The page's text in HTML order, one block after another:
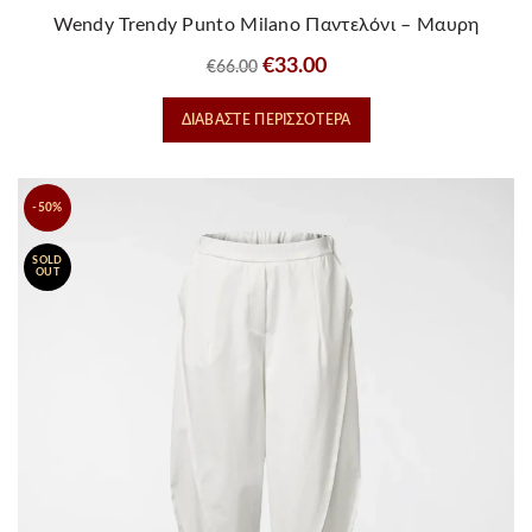
Wendy Trendy Punto Milano Παντελόνι – Μαυρη
€66.00 Original
price
was:
€33.00Η
τρέχουσα
τιμή
€33.00.
ΔΙΑΒΆΣΤΕ ΠΕΡΙΣΣΌΤΕΡΑ
-50%
SOLD
OUT